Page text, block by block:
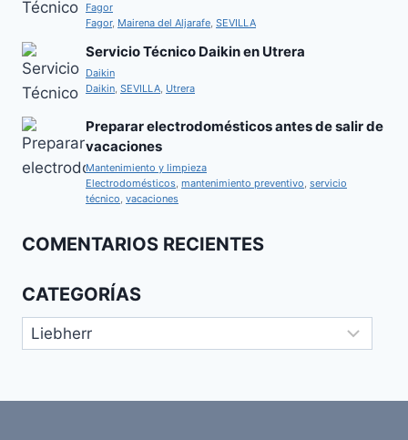
Fagor
Fagor, Mairena del Aljarafe, SEVILLA
Servicio Técnico Daikin en Utrera
Daikin
Daikin, SEVILLA, Utrera
Preparar electrodomésticos antes de salir de
vacaciones
Mantenimiento y limpieza
Electrodomésticos, mantenimiento preventivo, servicio
técnico, vacaciones
COMENTARIOS RECIENTES
CATEGORÍAS
Categorías